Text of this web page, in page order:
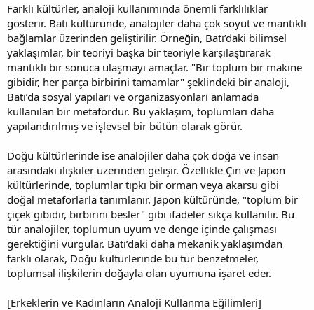
Farklı kültürler, analoji kullanımında önemli farklılıklar
gösterir. Batı kültüründe, analojiler daha çok soyut ve mantıklı
bağlamlar üzerinden geliştirilir. Örneğin, Batı’daki bilimsel
yaklaşımlar, bir teoriyi başka bir teoriyle karşılaştırarak
mantıklı bir sonuca ulaşmayı amaçlar. "Bir toplum bir makine
gibidir, her parça birbirini tamamlar" şeklindeki bir analoji,
Batı’da sosyal yapıları ve organizasyonları anlamada
kullanılan bir metafordur. Bu yaklaşım, toplumları daha
yapılandırılmış ve işlevsel bir bütün olarak görür.
Doğu kültürlerinde ise analojiler daha çok doğa ve insan
arasındaki ilişkiler üzerinden gelişir. Özellikle Çin ve Japon
kültürlerinde, toplumlar tıpkı bir orman veya akarsu gibi
doğal metaforlarla tanımlanır. Japon kültüründe, "toplum bir
çiçek gibidir, birbirini besler" gibi ifadeler sıkça kullanılır. Bu
tür analojiler, toplumun uyum ve denge içinde çalışması
gerektiğini vurgular. Batı’daki daha mekanik yaklaşımdan
farklı olarak, Doğu kültürlerinde bu tür benzetmeler,
toplumsal ilişkilerin doğayla olan uyumuna işaret eder.
[Erkeklerin ve Kadınların Analoji Kullanma Eğilimleri]